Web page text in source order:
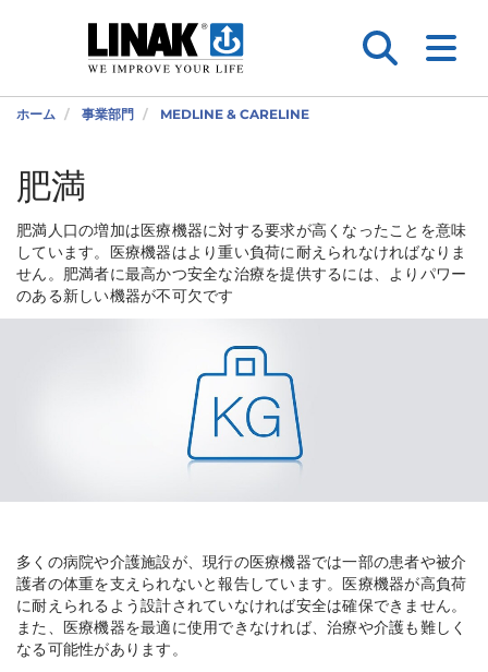
ホーム 事業部門 MEDLINE & CARELINE
肥満
肥満人口の増加は医療機器に対する要求が高くなったことを意味
しています。医療機器はより重い負荷に耐えられなければなりま
せん。肥満者に最高かつ安全な治療を提供するには、よりパワー
のある新しい機器が不可欠です
多くの病院や介護施設が、現行の医療機器では一部の患者や被介
護者の体重を支えられないと報告しています。医療機器が高負荷
に耐えられるよう設計されていなければ安全は確保できません。
また、医療機器を最適に使用できなければ、治療や介護も難しく
なる可能性があります。